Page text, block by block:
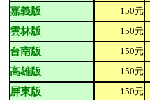
嘉義版 150元
雲林版 150元
台南版 150元
高雄版 150元
屏東版 150元